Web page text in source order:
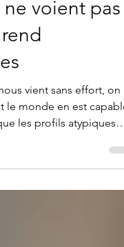
de profils
voient pas
vient sans effort, on
les profils atypiques
ce qui les rend